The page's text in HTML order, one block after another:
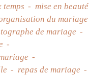
temps
mise en beauté
du mariage
de mariage
repas de mariage